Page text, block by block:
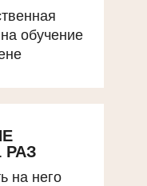
РАЗ
на него
обучение